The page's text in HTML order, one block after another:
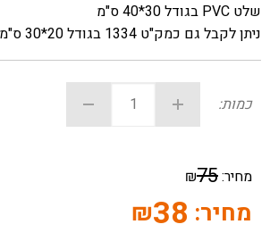
שלט PVC בגודל 30*40 ס"מ
ניתן לקבל גם כמק"ט 1334 בגודל 20*30 ס"מ
כמות:
מחיר:75
₪
מחיר: 38
₪